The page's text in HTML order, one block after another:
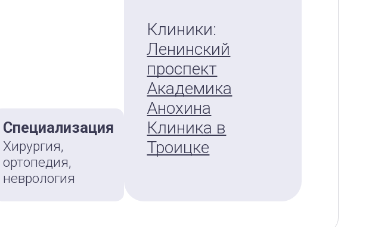
Специализация
Хирургия,
ортопедия,
неврология
Клиники:
Ленинский
проспект
Академика
Анохина
Клиника в
Троицке